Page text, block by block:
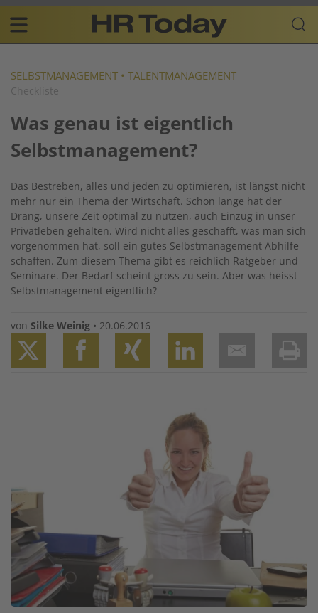
Skip
content
Plattform
für
Resources
navigation
DE
SELBSTMANAGEMENT • TALENTMANAGEMENT
Checkliste
Was genau ist eigentlich
Selbstmanagement?
Das Bestreben, alles und jeden zu optimieren, ist längst nicht
mehr nur ein Thema der Wirtschaft. Schon lange hat der
Drang, unsere Zeit optimal zu nutzen, auch Einzug in unser
Privatleben gehalten. Wird nicht alles geschafft, was man sich
vorgenommen hat, soll ein gutes Selbstmanagement Abhilfe
schaffen. Zum diesem Thema gibt es reichlich Ratgeber und
Seminare. Der Bedarf scheint gross zu sein. Aber was heisst
Selbstmanagement eigentlich?
von Silke Weinig • 20.06.2016